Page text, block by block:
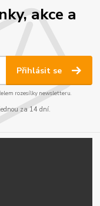
akce a
Přihlásit se
rozesílky newsletteru.
za 14 dní.